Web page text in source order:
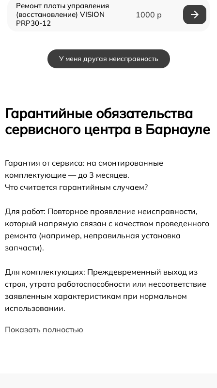
Ремонт платы управления
(восстановление) VISION
PRP30-12
1000 р
У меня другая неисправность
Гарантийные обязательства
сервисного центра в Барнауле
Гарантия от сервиса: на смонтированные
комплектующие — до 3 месяцев.
Что считается гарантийным случаем?
Для работ: Повторное проявление неисправности,
который напрямую связан с качеством проведенного
ремонта (например, неправильная установка
запчасти).
Для комплектующих: Преждевременный выход из
строя, утрата работоспособности или несоответствие
заявленным характеристикам при нормальном
использовании.
Показать полностью